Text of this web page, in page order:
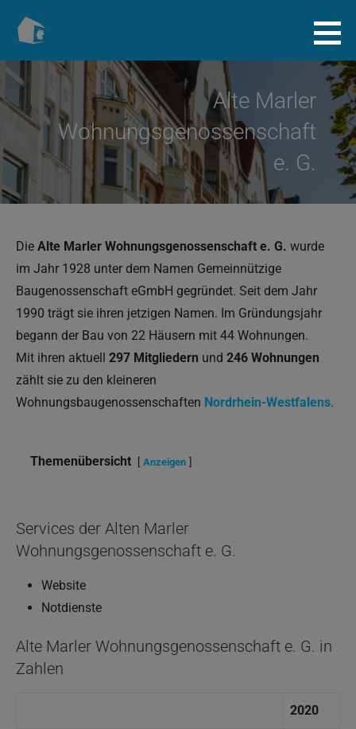
Inhalt
Baugenossenschaft.info
Alte Marler
Wohnungsgenossenschaft
e. G.
Die Alte Marler Wohnungsgenossenschaft e. G. wurde
im Jahr 1928 unter dem Namen Gemeinnützige
Baugenossenschaft eGmbH gegründet. Seit dem Jahr
1990 trägt sie ihren jetzigen Namen. Im Gründungsjahr
begann der Bau von 22 Häusern mit 44 Wohnungen.
Mit ihren aktuell 297 Mitgliedern und 246 Wohnungen
zählt sie zu den kleineren
Wohnungsbaugenossenschaften Nordrhein-Westfalens.
Themenübersicht Anzeigen
Services der Alten Marler
Wohnungsgenossenschaft e. G.
Website
Notdienste
Alte Marler Wohnungsgenossenschaft e. G. in
Zahlen
2020